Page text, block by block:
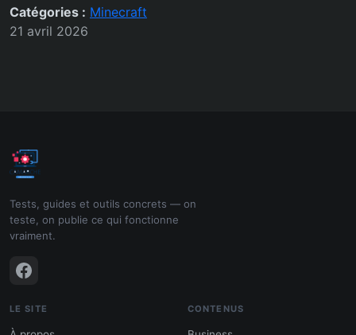
Catégories : Minecraft
21 avril 2026
Tests, guides et outils concrets — on
teste, on publie ce qui fonctionne
vraiment.
LE SITE CONTENUS